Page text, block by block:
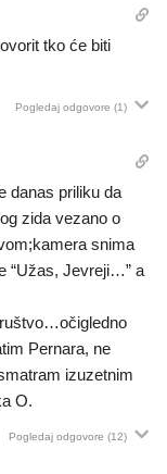
tko će biti
Pogledaj odgovore (1)
danas priliku da
zida vezano o
snima
“Užas, Jevreji…” a
Pernara, ne
izuzetnim
O.
Pogledaj odgovore (12)